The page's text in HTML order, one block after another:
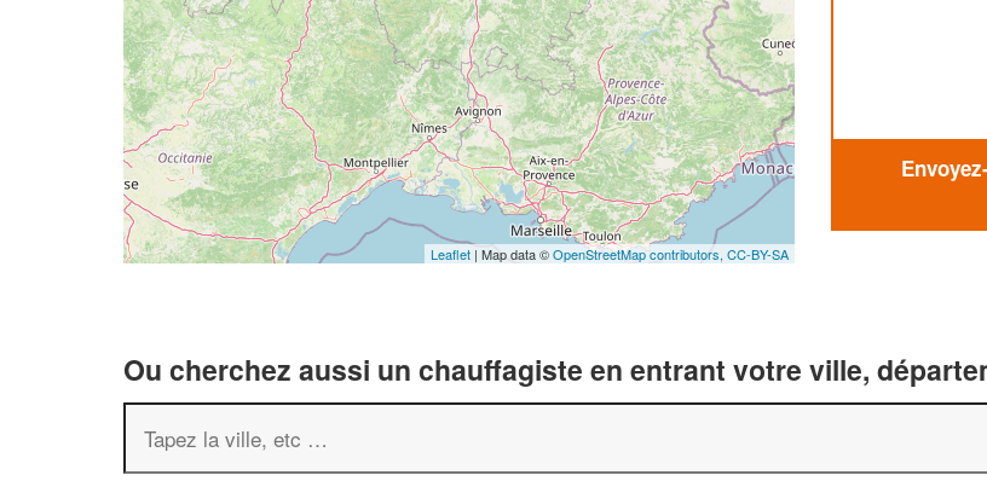
Leaflet | Map data ©OpenStreetMap contributors, CC-BY-SA
Ou cherchez aussi un chauffagiste en entrant votre ville,